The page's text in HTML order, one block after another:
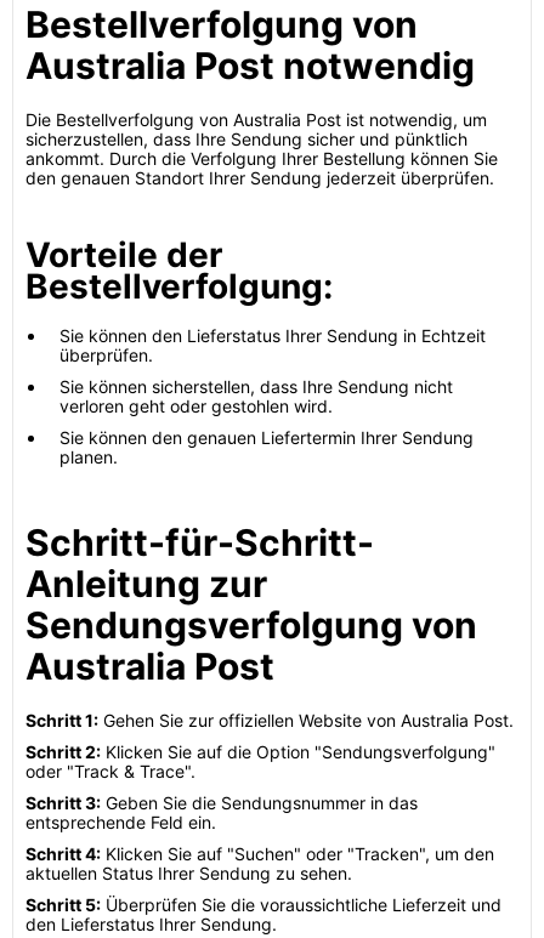
Bestellverfolgung von
Australia Post notwendig
Die Bestellverfolgung von Australia Post ist notwendig, um
sicherzustellen, dass Ihre Sendung sicher und pünktlich
ankommt. Durch die Verfolgung Ihrer Bestellung können Sie
den genauen Standort Ihrer Sendung jederzeit überprüfen.
Vorteile der
Bestellverfolgung:
Sie können den Lieferstatus Ihrer Sendung in Echtzeit
überprüfen.
Sie können sicherstellen, dass Ihre Sendung nicht
verloren geht oder gestohlen wird.
Sie können den genauen Liefertermin Ihrer Sendung
planen.
Schritt-für-Schritt-
Anleitung zur
Sendungsverfolgung von
Australia Post
Schritt 1: Gehen Sie zur offiziellen Website von Australia Post.
Schritt 2: Klicken Sie auf die Option "Sendungsverfolgung"
oder "Track & Trace".
Schritt 3: Geben Sie die Sendungsnummer in das
entsprechende Feld ein.
Schritt 4: Klicken Sie auf "Suchen" oder "Tracken", um den
aktuellen Status Ihrer Sendung zu sehen.
Schritt 5: Überprüfen Sie die voraussichtliche Lieferzeit und
den Lieferstatus Ihrer Sendung.